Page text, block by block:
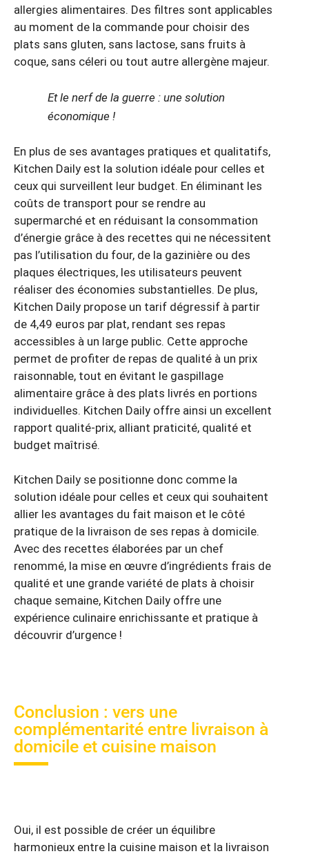
allergies alimentaires. Des filtres sont applicables
au moment de la commande pour choisir des
plats sans gluten, sans lactose, sans fruits à
coque, sans céleri ou tout autre allergène majeur.
Et le nerf de la guerre : une solution
économique !
En plus de ses avantages pratiques et qualitatifs,
Kitchen Daily est la solution idéale pour celles et
ceux qui surveillent leur budget. En éliminant les
coûts de transport pour se rendre au
supermarché et en réduisant la consommation
d’énergie grâce à des recettes qui ne nécessitent
pas l’utilisation du four, de la gazinière ou des
plaques électriques, les utilisateurs peuvent
réaliser des économies substantielles. De plus,
Kitchen Daily propose un tarif dégressif à partir
de 4,49 euros par plat, rendant ses repas
accessibles à un large public. Cette approche
permet de profiter de repas de qualité à un prix
raisonnable, tout en évitant le gaspillage
alimentaire grâce à des plats livrés en portions
individuelles. Kitchen Daily offre ainsi un excellent
rapport qualité-prix, alliant praticité, qualité et
budget maîtrisé.
Kitchen Daily se positionne donc comme la
solution idéale pour celles et ceux qui souhaitent
allier les avantages du fait maison et le côté
pratique de la livraison de ses repas à domicile.
Avec des recettes élaborées par un chef
renommé, la mise en œuvre d’ingrédients frais de
qualité et une grande variété de plats à choisir
chaque semaine, Kitchen Daily offre une
expérience culinaire enrichissante et pratique à
découvrir d’urgence !
Conclusion : vers une
complémentarité entre livraison à
domicile et cuisine maison
Oui, il est possible de créer un équilibre
harmonieux entre la cuisine maison et la livraison